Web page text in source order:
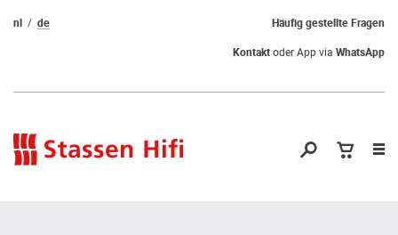
Häufig gestellte Fragen
nl
de
Kontaktoder App via WhatsApp